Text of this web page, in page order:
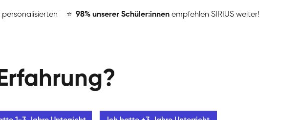
⭐ 98% unserer Schüler:innen empfehlen SIRIUS weiter!